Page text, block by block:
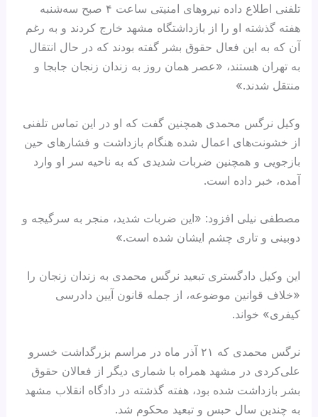
تلفنی اطلاع داده نیروهای امنیتی ساعت ۴ صبح سه‌شنبه
هفته گذشته او را از بازداشتگاه مشهد خارج کردند و به رغم
آن که به این فعال حقوق بشر گفته بودند که در حال انتقال
به تهران هستند، «عصر همان روز به زندان زنجان جابجا و
منتقل شدند.»
وکیل نرگس محمدی همچنین گفت که او در این تماس تلفنی
از خشونت‌های اعمال شده هنگام بازداشت و فشارهای حین
بازجویی و همچنین ضربات شدیدی که به ناحیه سر او وارد
آمده، خبر داده است.
مصطفی نیلی افزود: «این ضربات شدید، منجر به سرگیجه و
دوبینی و تاری چشم ایشان شده است.»
این وکیل دادگستری تبعید نرگس محمدی به زندان زنجان را
«خلاف قوانین موضوعه، از جمله قانون آیین دادرسی
کیفری» خواند.
نرگس محمدی که ۲۱ آذر ماه در مراسم بزرگداشت خسرو
علی‌کردی در مشهد همراه با شماری دیگر از فعالان حقوق
بشر بازداشت شده بود، هفته گذشته در دادگاه انقلاب مشهد
به چندین سال حبس و تبعید محکوم شد.